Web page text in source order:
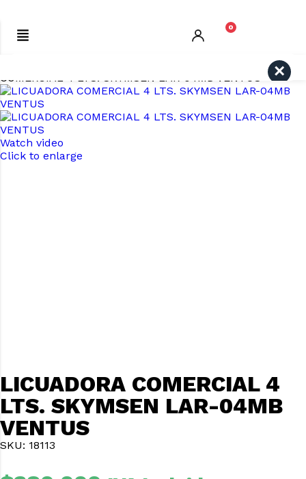
0
LICUADORA
COMERCIAL 4 LTS. SKYMSEN LAR-04MB VENTUS
Watch video
Click to enlarge
LICUADORA COMERCIAL 4
LTS. SKYMSEN LAR-04MB
VENTUS
SKU: 18113